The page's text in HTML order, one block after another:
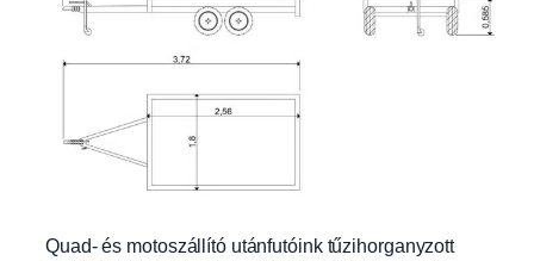
Quad- és motoszállító utánfutóink tűzihorganyzott